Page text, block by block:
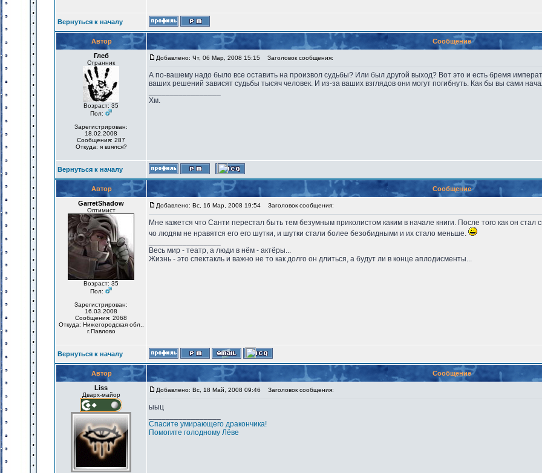
Вернуться к началу
Автор
Сообщение
Глеб
Странник
Возраст: 35
Пол:
Зарегистрирован:
18.02.2008
Сообщения: 287
Откуда: я взялся?
Добавлено: Чт, 06 Мар, 2008 15:15 Заголовок сообщения:
А по-вашему надо было все оставить на произвол судьбы? Или был другой выход? Вот это и есть бремя
ваших решений зависят судьбы тысяч человек. И из-за ваших взглядов они могут погибнуть. Как бы вы сами
Хм.
Вернуться к началу
Автор
Сообщение
GarretShadow
Оптимист
Возраст: 35
Пол:
Зарегистрирован:
16.03.2008
Сообщения: 2068
Откуда: Нижегородская обл.,
г.Павлово
Добавлено: Вс, 16 Мар, 2008 19:54 Заголовок сообщения:
Мне кажется что Санти перестал быть тем безумным приколистом каким в начале книги. После того как он
чо людям не нравятся его его шутки, и шутки стали более безобидными и их стало меньше.
Весь мир - театр, а люди в нём - актёры...
Жизнь - это спектакль и важно не то как долго он длиться, а будут ли в конце аплодисменты...
Вернуться к началу
Автор
Сообщение
Liss
Дварх-майор
Добавлено: Вс, 18 Май, 2008 09:46 Заголовок сообщения:
ыыц
Спасите умирающего дракончика!
Помогите голодному Лёве